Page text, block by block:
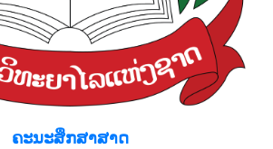
ຄະນະສຶກສາສາດ